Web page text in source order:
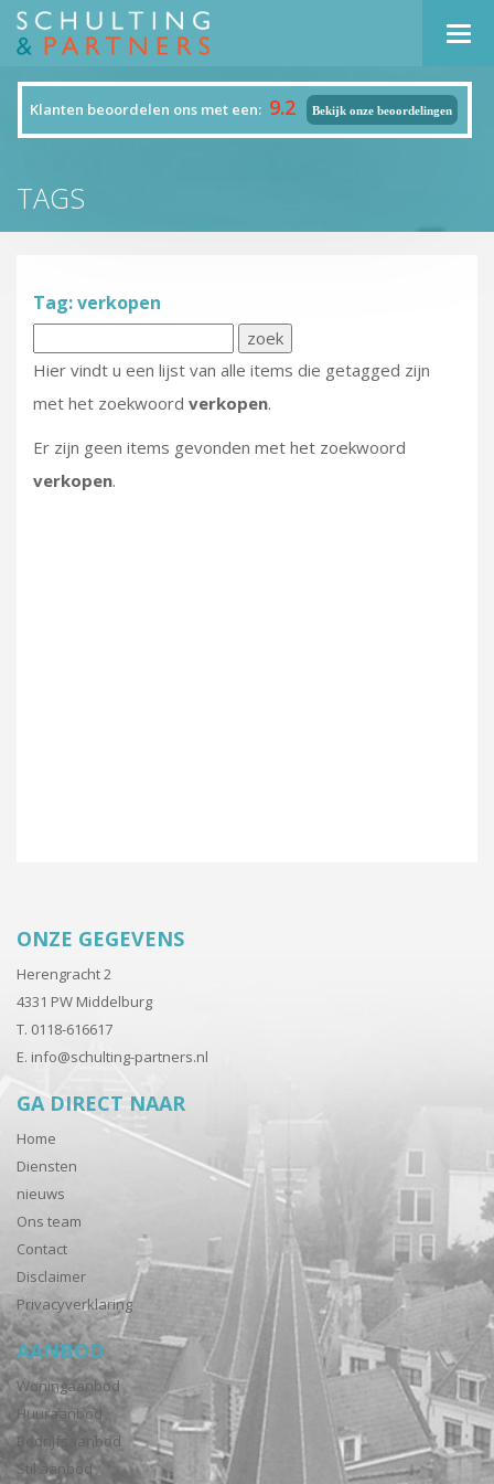
Klanten beoordelen ons met een: 9.2 Bekijk onze beoordelingen
TAGS
Tag: verkopen
Hier vindt u een lijst van alle items die getagged zijn
met het zoekwoord verkopen.
Er zijn geen items gevonden met het zoekwoord
verkopen.
ONZE GEGEVENS
Herengracht 2
4331 PW Middelburg
T. 0118-616617
E. info@schulting-partners.nl
GA DIRECT NAAR
Home
Diensten
nieuws
Ons team
Contact
Disclaimer
Privacyverklaring
AANBOD
Woningaanbod
Huuraanbod
Bedrijfsaanbod
Stil aanbod